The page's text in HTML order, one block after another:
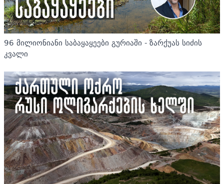
96 მილიონიანი საბაყაყეები გურიაში - ზარქუას სიძის
კვალი